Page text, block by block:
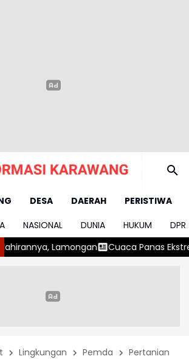
DESA DAERAH
PERISTIWA
NASIONAL DUNIA HUKUM
DPR
Cuaca Panas Ekstrem, Dinkes Imbau
Lingkungan Pemda Pertanian